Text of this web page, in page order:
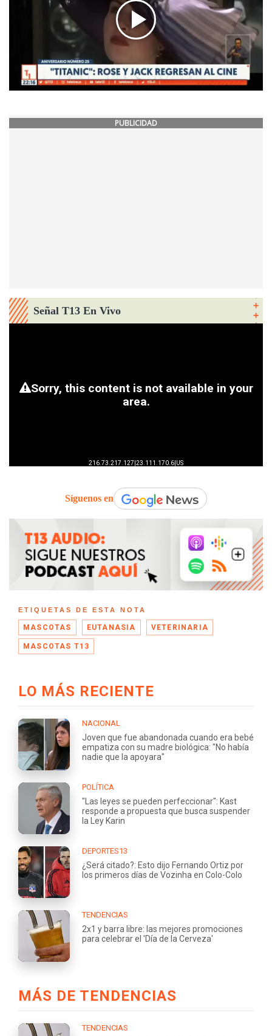
PUBLICIDAD
Señal T13 En Vivo
Síguenos en
ETIQUETAS DE ESTA NOTA
MASCOTAS EUTANASIA VETERINARIA
MASCOTAS T13
LO MÁS RECIENTE
NACIONAL
Joven que fue abandonada cuando era bebé
empatiza con su madre biológica: "No había
nadie que la apoyara"
POLÍTICA
"Las leyes se pueden perfeccionar": Kast
responde a propuesta que busca suspender
la Ley Karin
DEPORTES13
¿Será citado?: Esto dijo Fernando Ortiz por
los primeros días de Vozinha en Colo-Colo
TENDENCIAS
2x1 y barra libre: las mejores promociones
para celebrar el 'Día de la Cerveza'
MÁS DE TENDENCIAS
TENDENCIAS